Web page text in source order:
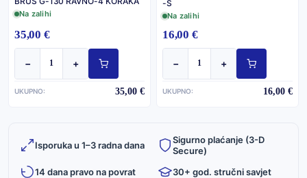
Na zalihi
35,00 €
− +
UKUPNO: 35,00 €
-S
Na zalihi
16,00 €
− +
UKUPNO: 16,00 €
Isporuka u 1–3 radna dana
Sigurno plaćanje (3-D
Secure)
14 dana pravo na povrat
30+ god. stručni savjet